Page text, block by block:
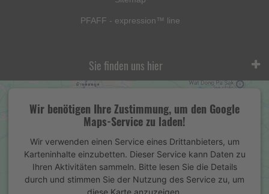
PFAFF - expression™ line
Sie finden uns hier
Wir benötigen Ihre Zustimmung, um den Google
Maps-Service zu laden!
Wir verwenden einen Service eines Drittanbieters, um
Karteninhalte einzubetten. Dieser Service kann Daten zu
Ihren Aktivitäten sammeln. Bitte lesen Sie die Details
durch und stimmen Sie der Nutzung des Service zu, um